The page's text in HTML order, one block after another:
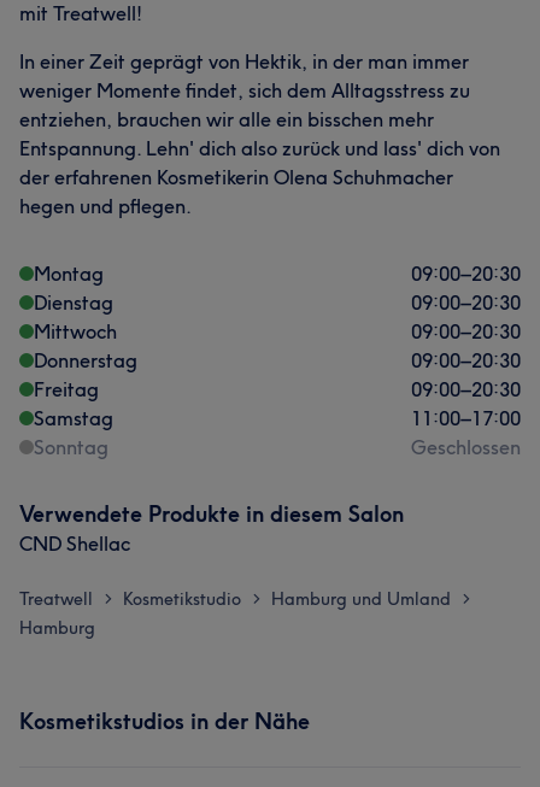
mit Treatwell!
In einer Zeit geprägt von Hektik, in der man immer
weniger Momente findet, sich dem Alltagsstress zu
entziehen, brauchen wir alle ein bisschen mehr
Entspannung. Lehn' dich also zurück und lass' dich von
der erfahrenen Kosmetikerin Olena Schuhmacher
hegen und pflegen.
Montag 09:00–20:30
Dienstag
09:00–20:30
Mittwoch
09:00–20:30
Donnerstag
09:00–20:30
Freitag
09:00–20:30
Samstag
11:00–17:00
Sonntag
Geschlossen
Verwendete Produkte in diesem Salon
CND Shellac
Treatwell > Kosmetikstudio > Hamburg und Umland >
Hamburg
Kosmetikstudios in der Nähe